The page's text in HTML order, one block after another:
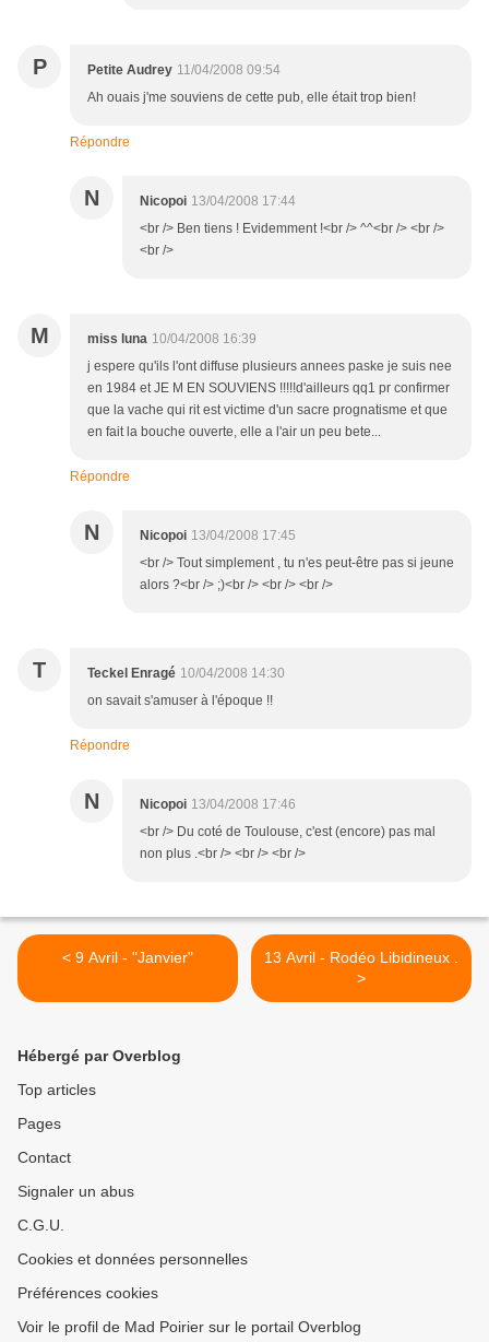
P Petite Audrey 11/04/2008 09:54
Ah ouais j'me souviens de cette pub, elle était trop bien!
Répondre
N Nicopoi 13/04/2008 17:44
<br /> Ben tiens ! Evidemment !<br /> ^^<br /> <br />
<br />
M miss luna 10/04/2008 16:39
j espere qu'ils l'ont diffuse plusieurs annees paske je suis nee
en 1984 et JE M EN SOUVIENS !!!!!d'ailleurs qq1 pr confirmer
que la vache qui rit est victime d'un sacre prognatisme et que
en fait la bouche ouverte, elle a l'air un peu bete...
Répondre
N Nicopoi 13/04/2008 17:45
<br /> Tout simplement , tu n'es peut-être pas si jeune
alors ?<br /> ;)<br /> <br /> <br />
T Teckel Enragé 10/04/2008 14:30
on savait s'amuser à l'époque !!
Répondre
N Nicopoi 13/04/2008 17:46
<br /> Du coté de Toulouse, c'est (encore) pas mal
non plus .<br /> <br /> <br />
< 9 Avril - "Janvier"
13 Avril - Rodéo Libidineux .
>
Hébergé par Overblog
Top articles
Pages
Contact
Signaler un abus
C.G.U.
Cookies et données personnelles
Préférences cookies
Voir le profil de Mad Poirier sur le portail Overblog